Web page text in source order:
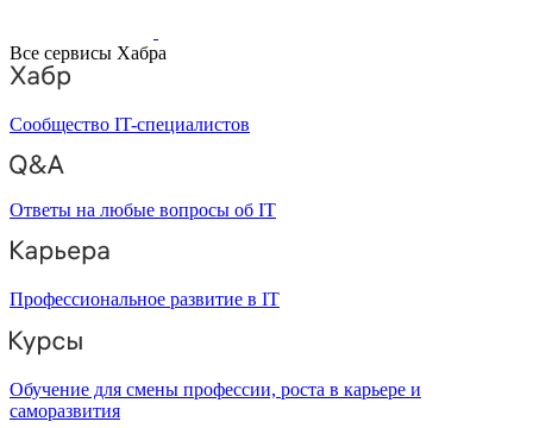
Все сервисы Хабра
Сообщество IT-специалистов
Ответы на любые вопросы об IT
Профессиональное развитие в IT
Обучение для смены профессии, роста в карьере и
саморазвития